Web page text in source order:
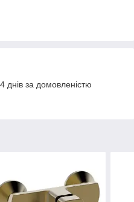
днів за домовленістю